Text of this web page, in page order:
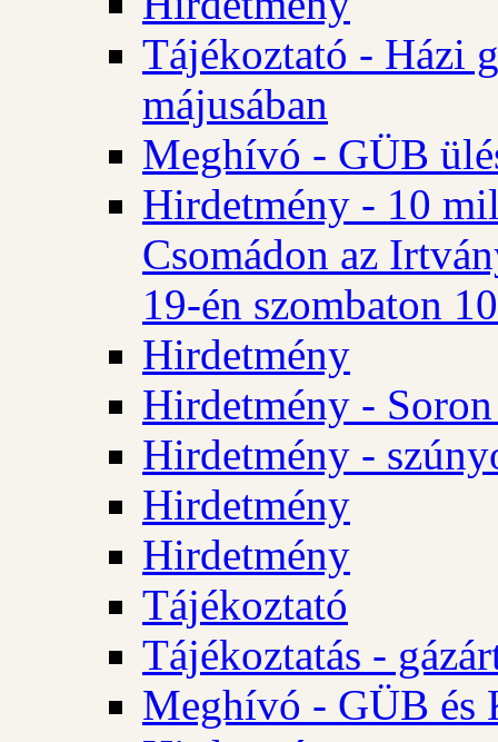
Tájékoztató - Házi
májusában
Meghívó - GÜB
Hirdetmény - 10
Csomádon az
19-én szombaton
Hirdetmény
Hirdetmény -
Hirdetmény -
Hirdetmény
Hirdetmény
Tájékoztató
Tájékoztatás -
Meghívó - GÜB és